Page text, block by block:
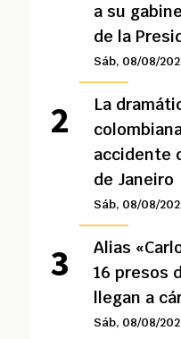
a su
de la
Sáb, 08/08/
La
accidente
de Janeiro
Sáb, 08/08/
Alias
16 presos
Sáb, 08/08/